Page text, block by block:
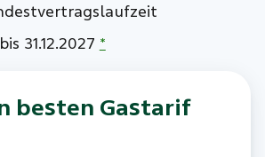
31.12.2027 *
besten Gastarif